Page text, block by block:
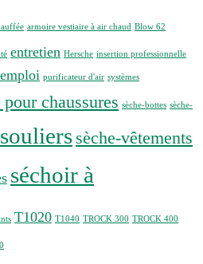
armoire vestiaire à air chaud Blow 62
entretien Hersche insertion professionnelle
purificateur d'air systèmes
chaussures sèche-bottes sèche-
sèche-vêtements
séchoir à
T1020 T1040 TROCK 300 TROCK 400